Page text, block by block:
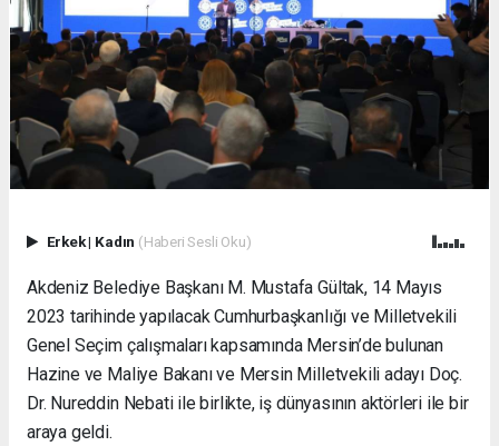
Erkek| Kadın (Haberi Sesli Oku)
Akdeniz Belediye Başkanı M. Mustafa Gültak, 14 Mayıs
2023 tarihinde yapılacak Cumhurbaşkanlığı ve Milletvekili
Genel Seçim çalışmaları kapsamında Mersin’de bulunan
Hazine ve Maliye Bakanı ve Mersin Milletvekili adayı Doç.
Dr. Nureddin Nebati ile birlikte, iş dünyasının aktörleri ile bir
araya geldi.